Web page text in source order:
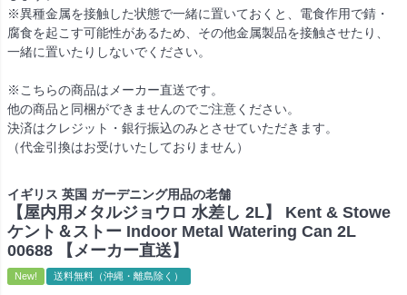
※異種金属を接触した状態で一緒に置いておくと、電食作用で錆・
腐食を起こす可能性があるため、その他金属製品を接触させたり、
一緒に置いたりしないでください。
※こちらの商品はメーカー直送です。
他の商品と同梱ができませんのでご注意ください。
決済はクレジット・銀行振込のみとさせていただきます。
（代金引換はお受けいたしておりません）
イギリス 英国 ガーデニング用品の老舗
【屋内用メタルジョウロ 水差し 2L】 Kent & Stowe
ケント＆ストー Indoor Metal Watering Can 2L
00688 【メーカー直送】
New! 送料無料（沖縄・離島除く）